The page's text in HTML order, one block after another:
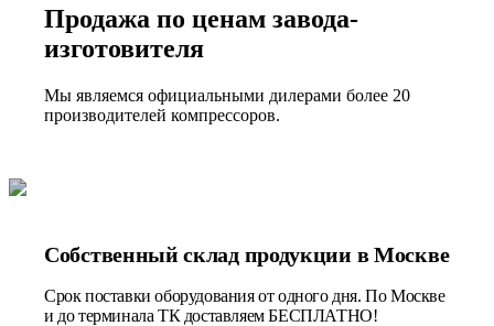
Продажа по ценам завода-
изготовителя
Мы являемся официальными дилерами более 20
производителей компрессоров.
Собственный склад продукции в Москве
Срок поставки оборудования от одного дня. По Москве
и до терминала ТК доставляем БЕСПЛАТНО!